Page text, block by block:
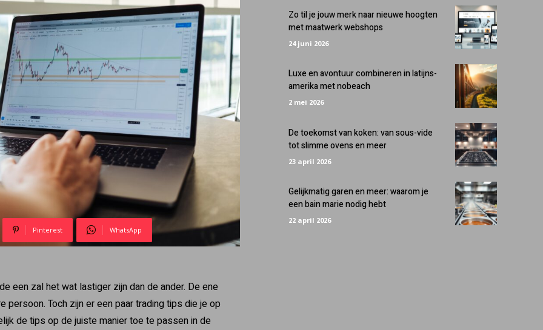
Pinterest WhatsApp
een zal het wat lastiger zijn dan de ander. De ene
Toch zijn er een paar trading tips die je op
de tips op de juiste manier toe te passen in de
Zo til je jouw merk naar nieuwe hoogten
met maatwerk webshops
24 juni 2026
Luxe en avontuur combineren in latijns-
amerika met nobeach
2 mei 2026
De toekomst van koken: van sous-vide
tot slimme ovens en meer
23 april 2026
Gelijkmatig garen en meer: waarom je
een bain marie nodig hebt
22 april 2026